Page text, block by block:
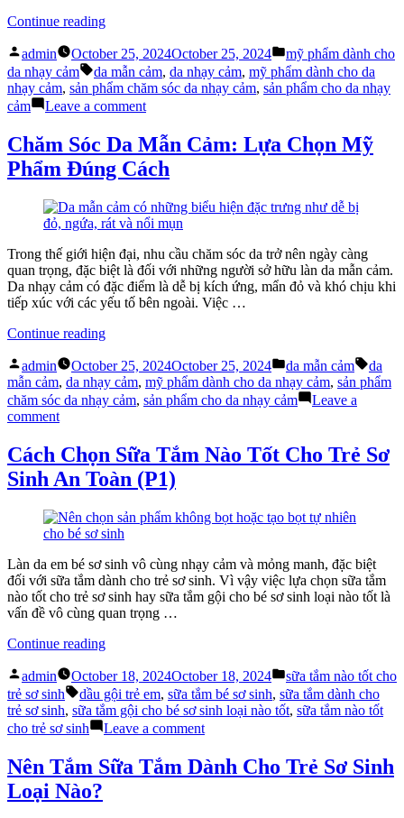
Continue reading“Cách
Chọn
Mỹ
Phẩm
Dành
Cho
Da
Nhạy
Cảm”
Posted
by
admin October 25, 2024October 25, 2024
Posted
in
mỹ phẩm dành cho
da nhạy cảm
Tags:
da mẫn cảm, da nhạy cảm, mỹ phẩm dành cho da
nhạy cảm, sản phẩm chăm sóc da nhạy cảm, sản phẩm cho da nhạy
cảm
Leave a commenton
Lựa
Chọn
Mỹ
Phẩm
Dành
Cho
Da
Nhạy
Cảm
Chăm Sóc Da Mẫn Cảm: Lựa Chọn Mỹ
Phẩm Đúng Cách
Trong thế giới hiện đại, nhu cầu chăm sóc da trở nên ngày càng
quan trọng, đặc biệt là đối với những người sở hữu làn da mẫn cảm.
Da nhạy cảm có đặc điểm là dễ bị kích ứng, mẩn đỏ và khó chịu khi
tiếp xúc với các yếu tố bên ngoài. Việc …
Continue reading“Chăm
Da
Mẫn
Cảm:
Mỹ
Phẩm
Đúng
Cách”
Posted
by
admin October 25, 2024October 25, 2024
Posted
in
da mẫn cảm Tags:
da
mẫn cảm, da nhạy cảm, mỹ phẩm dành cho da nhạy cảm, sản phẩm
chăm sóc da nhạy cảm, sản phẩm cho da nhạy cảm
Leave a
commenton
Sóc
Da
Mẫn
Lựa
Chọn
Mỹ
Phẩm
Đúng
Cách
Cách Chọn Sữa Tắm Nào Tốt Cho Trẻ Sơ
Sinh An Toàn (P1)
Làn da em bé sơ sinh vô cùng nhạy cảm và mỏng manh, đặc biệt
đối với sữa tắm dành cho trẻ sơ sinh. Vì vậy việc lựa chọn sữa tắm
nào tốt cho trẻ sơ sinh hay sữa tắm gội cho bé sơ sinh loại nào tốt là
vấn đề vô cùng quan trọng …
Continue reading“Cách
Sữa
Tắm
Nào
Tốt
Cho
Trẻ
Sơ
Posted
by
admin October 18, 2024October 18, 2024
Posted
in
sữa tắm nào tốt cho
trẻ sơ sinh
Tags:
dầu gội trẻ em, sữa tắm bé sơ sinh, sữa tắm dành cho
trẻ sơ sinh, sữa tắm gội cho bé sơ sinh loại nào tốt, sữa tắm nào tốt
cho trẻ sơ sinh
Leave a commenton
Chọn
Sữa
Nên Tắm Sữa Tắm Dành Cho Trẻ Sơ Sinh
Loại Nào?